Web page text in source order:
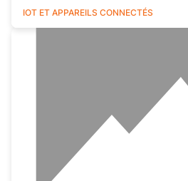
UTILITIES
IOT ET APPAREILS CONNECTÉS